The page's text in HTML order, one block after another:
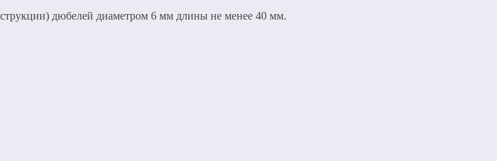
дюбелей диаметром 6 мм длины не менее 40 мм.